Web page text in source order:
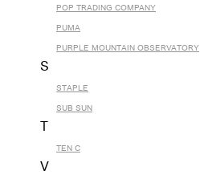
POP TRADING COMPANY
PUMA
PURPLE MOUNTAIN OBSERVATORY
S
STAPLE
SUB SUN
TEN C
V